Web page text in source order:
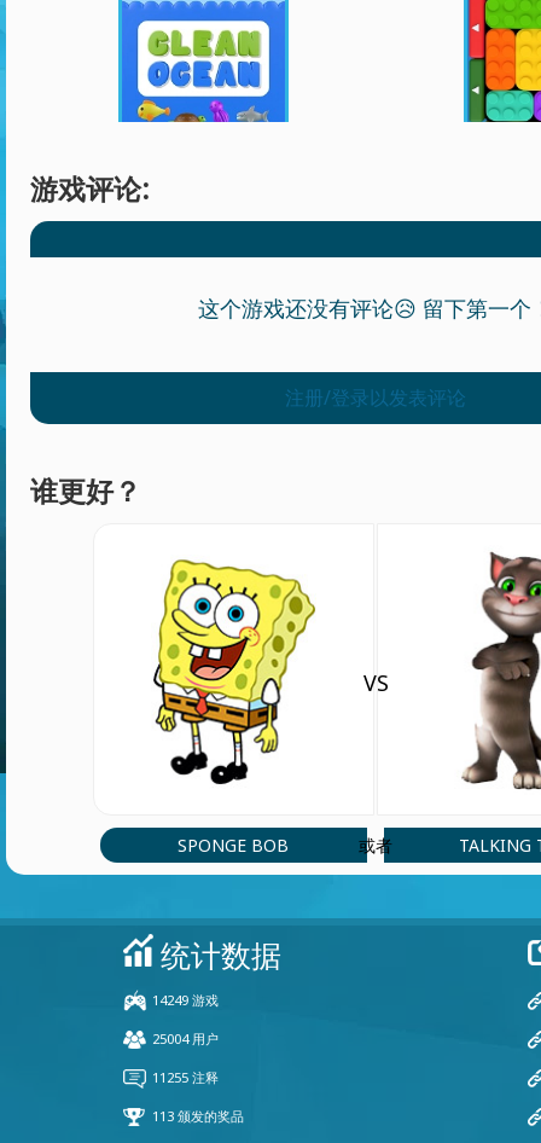
游戏评论:
这个游戏还没有评论😥 留下第一个
注册/登录以发表评论
谁更好？
SPONGE BOB
VS
或者 TALKING